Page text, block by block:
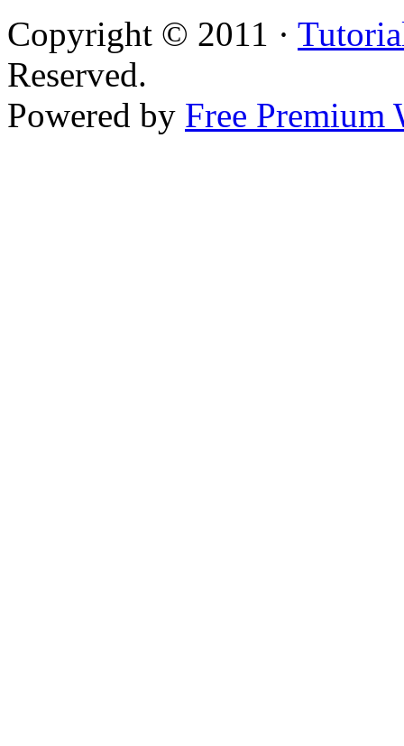
Copyright © 2011 ·
Reserved.
Powered by Free Premium